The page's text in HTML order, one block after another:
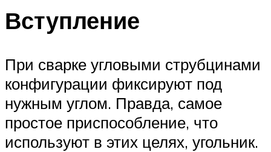
Вступление
При сварке угловыми струбцинами
конфигурации фиксируют под
нужным углом. Правда, самое
простое приспособление, что
используют в этих целях, угольник.